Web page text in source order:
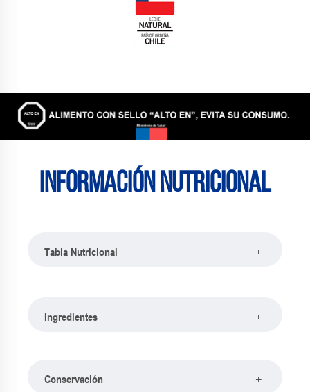
Información nutricional
Tabla Nutricional +
Ingredientes +
Conservación +